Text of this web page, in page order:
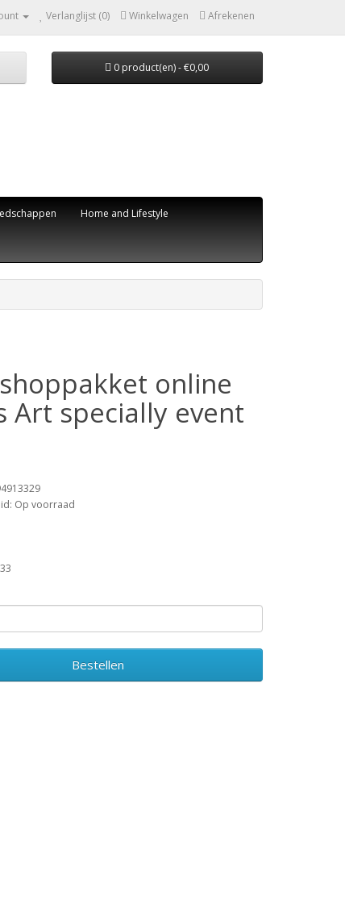
Verlanglijst (0) Winkelwagen Afrekenen
0 product(en) - €0,00
Home and Lifestyle
online
Art specially event
Op voorraad
Bestellen